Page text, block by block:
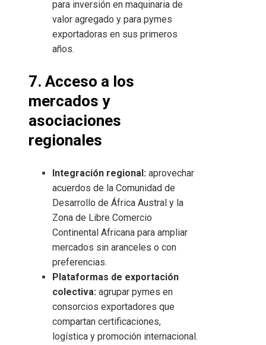
para inversión en maquinaria de
valor agregado y para pymes
exportadoras en sus primeros
años.
7. Acceso a los
mercados y
asociaciones
regionales
Integración regional: aprovechar
acuerdos de la Comunidad de
Desarrollo de África Austral y la
Zona de Libre Comercio
Continental Africana para ampliar
mercados sin aranceles o con
preferencias.
Plataformas de exportación
colectiva: agrupar pymes en
consorcios exportadores que
compartan certificaciones,
logística y promoción internacional.